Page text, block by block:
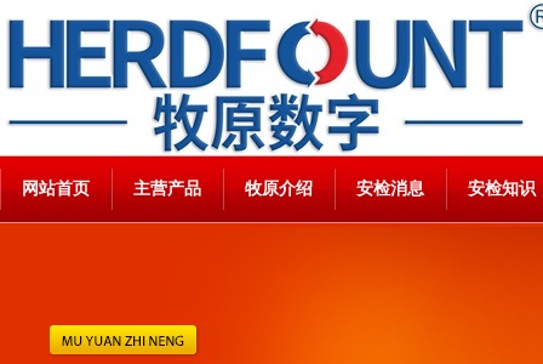
网站首页 主营产品 牧原介绍 安检消息 安检知识